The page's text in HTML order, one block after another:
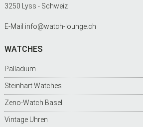
3250 Lyss - Schweiz
E-Mail info@watch-lounge.ch
WATCHES
Palladium
Steinhart Watches
Zeno-Watch Basel
Vintage Uhren